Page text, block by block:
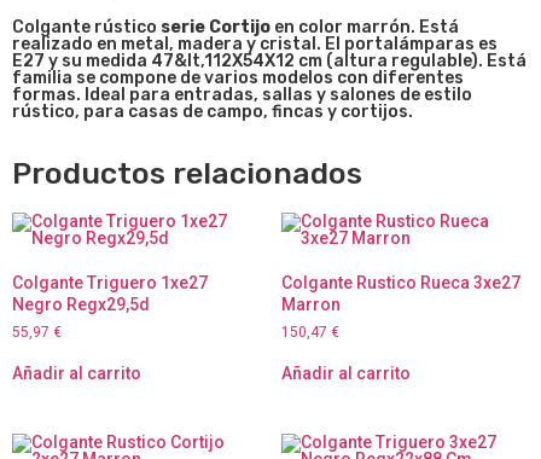
Colgante rústico serie Cortijo en color marrón. Está
realizado en metal, madera y cristal. El portalámparas es
E27 y su medida 47&lt,112X54X12 cm (altura regulable). Está
familia se compone de varios modelos con diferentes
formas. Ideal para entradas, sallas y salones de estilo
rústico, para casas de campo, fincas y cortijos.
Productos relacionados
Colgante Triguero 1xe27
Negro Regx29,5d
55,97 €
Añadir al carrito
Colgante Rustico Rueca 3xe27
Marron
150,47 €
Añadir al carrito